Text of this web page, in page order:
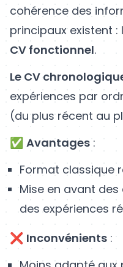
cohérence des
principaux existent :
CV fonctionnel.
Le CV
expériences par
(du plus récent au
✅ Avantages :
Format classique
Mise en avant
des expériences
❌ Inconvénients :